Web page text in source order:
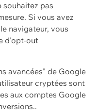
pas
Si vous avez
navigateur, vous
d'opt-out
avancées" de Google
cryptées sont
aux comptes Google